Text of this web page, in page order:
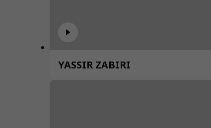
YASSIR ZABIRI